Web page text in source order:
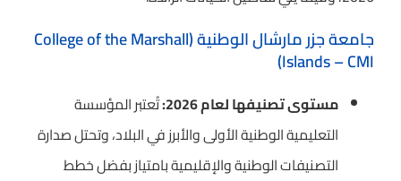
جامعة جزر مارشال الوطنية (College of the Marshall
Islands – CMI)
مستوى تصنيفها لعام 2026:
تُعتبر المؤسسة
التعليمية الوطنية الأولى والأبرز في البلاد، وتحتل صدارة
التصنيفات الوطنية والإقليمية بامتياز بفضل خطط